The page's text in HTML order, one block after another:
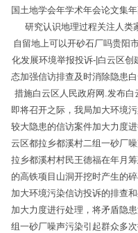
国土地学会年学术年会论文集
研究认识地理过程关注人类
自留地上可以开砂石厂吗贵阳
化发展环境举报投诉-|白云区
态加强信访排查及时消除隐患
措施白云区人民政府网.发布
即将召开之际，我局加大环境
较大隐患的信访案件加大力度
云区都拉乡都溪村二组一砂厂
拉乡都溪村村民王德福在年月
的高铁项目山洞开挖时产生的
加大环境污染信访投诉的排查
加大力度进行处理，将矛盾隐
组一砂厂噪声污染引起群众多